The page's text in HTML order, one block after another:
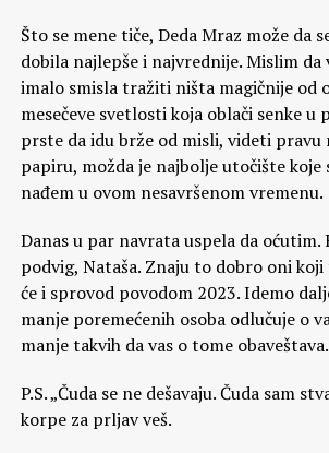
Što se mene tiče, Deda Mraz može da
dobila najlepše i najvrednije. Mislim da
imalo smisla tražiti ništa magičnije od
mesečeve svetlosti koja oblači senke u
prste da idu brže od misli, videti pravu
papiru, možda je najbolje utočište koje
nađem u ovom nesavršenom vremenu.
Danas u par navrata uspela da oćutim.
podvig, Nataša. Znaju to dobro oni
će i sprovod povodom 2023. Idemo
manje poremećenih osoba odlučuje o
manje takvih da vas o tome obaveštava.
P.S. „Čuda se ne dešavaju. Čuda sam
korpe za prljav veš.